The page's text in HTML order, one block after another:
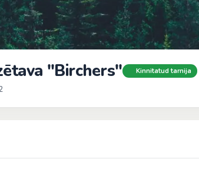
"Birchers" Kinnitatud tarnija